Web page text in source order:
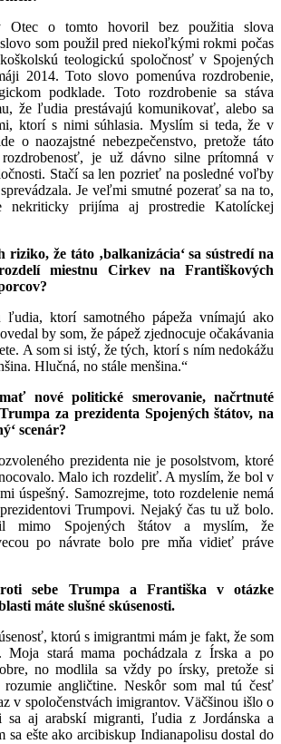
Otec o tomto hovoril bez použitia slova
slovo som použil pred niekoľkými rokmi počas
teologickú spoločnosť v Spojených
2014. Toto slovo pomenúva rozdrobenie,
podklade. Toto rozdrobenie sa stáva
že ľudia prestávajú komunikovať, alebo sa
ktorí s nimi súhlasia. Myslím si teda, že v
o naozajstné nebezpečenstvo, pretože táto
rozdrobenosť, je už dávno silne prítomná v
Stačí sa len pozrieť na posledné voľby
Je veľmi smutné pozerať sa na to,
nekriticky prijíma aj prostredie Katolíckej
riziko, že táto ‚balkanizácia‘ sa sústredí na
miestnu Cirkev na Františkových
ľudia, ktorí samotného pápeža vnímajú ako
by som, že pápež zjednocuje očakávania
A som si istý, že tých, ktorí s ním nedokážu
Hlučná, no stále menšina.“
nové politické smerovanie, načrtnuté
za prezidenta Spojených štátov, na
scenár?
prezidenta nie je posolstvom, ktoré
Malo ich rozdeliť. A myslím, že bol v
úspešný. Samozrejme, toto rozdelenie nemá
Trumpovi. Nejaký čas tu už bolo.
mimo Spojených štátov a myslím, že
po návrate bolo pre mňa vidieť práve
sebe Trumpa a Františka v otázke
máte slušné skúsenosti.
ktorú s imigrantmi mám je fakt, že som
Moja stará mama pochádzala z Írska a po
no modlila sa vždy po írsky, pretože si
angličtine. Neskôr som mal tú česť
v spoločenstvách imigrantov. Väčšinou išlo o
sa aj arabskí migranti, ľudia z Jordánska a
sa ešte ako arcibiskup Indianapolisu dostal do